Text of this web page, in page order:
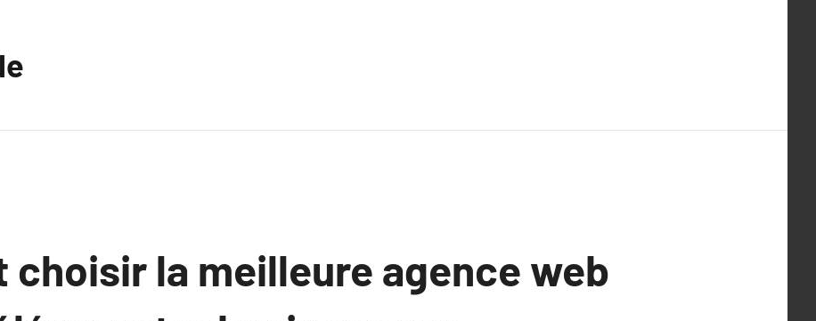
choisir la meilleure agence web